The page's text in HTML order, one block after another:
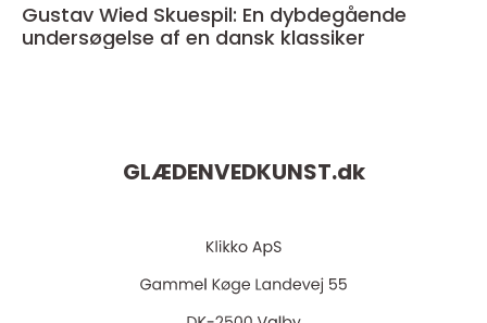
Gustav Wied Skuespil: En dybdegående
undersøgelse af en dansk klassiker
GLÆDENVEDKUNST.dk